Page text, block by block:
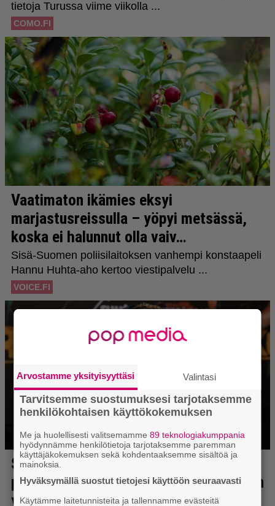
Arvostamme yksityisyyttäsi Valintasi
Tarvitsemme suostumuksesi tarjotaksemme
henkilökohtaisen käyttökokemuksen
Me ja huolellisesti valitsemamme89 teknologiakumppania
hyödynnämme henkilötietoja tarjotaksemme paremman
käyttäjäkokemuksen sekä kohdentaaksemme sisältöä ja
mainoksia.
Hyväksymällä suostut tietojesi käyttöön seuraavasti
Käytämme laitetunnisteita ja tallennamme evästeitä